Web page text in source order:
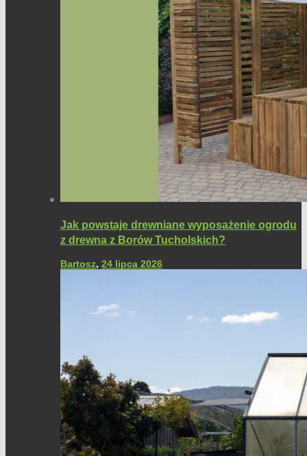
Jak powstaje drewniane wyposażenie ogrodu
z drewna z Borów Tucholskich?
Bartosz, 24 lipca 2026